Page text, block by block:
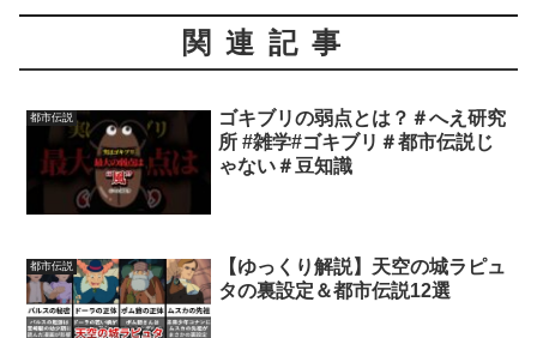
関連記事
都市伝説
ゴキブリの弱点とは？＃へえ研究
所 #雑学#ゴキブリ＃都市伝説じ
ゃない＃豆知識
都市伝説
【ゆっくり解説】天空の城ラピュ
タの裏設定＆都市伝説12選